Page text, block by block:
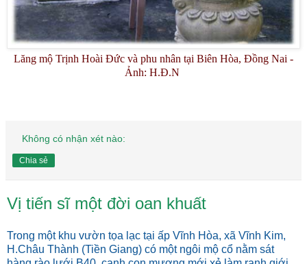
Lăng mộ Trịnh Hoài Đức và phu nhân tại Biên Hòa, Đồng Nai -
Ảnh: H.Đ.N
Không có nhận xét nào:
Chia sẻ
Vị tiến sĩ một đời oan khuất
Trong một khu vườn tọa lạc tại ấp Vĩnh Hòa, xã Vĩnh Kim,
H.Châu Thành (Tiền Giang) có một ngôi mộ cổ nằm sát